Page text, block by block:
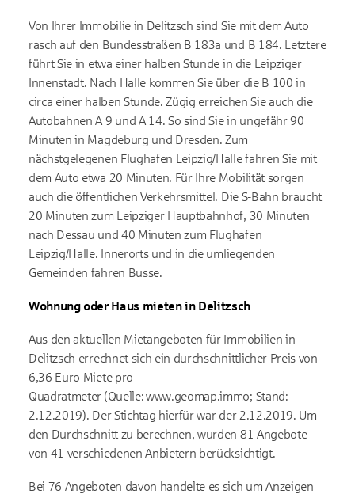
Von Ihrer Immobilie in Delitzsch sind Sie mit dem Auto
rasch auf den Bundesstraßen B 183a und B 184. Letztere
führt Sie in etwa einer halben Stunde in die Leipziger
Innenstadt. Nach Halle kommen Sie über die B 100 in
circa einer halben Stunde. Zügig erreichen Sie auch die
Autobahnen A 9 und A 14. So sind Sie in ungefähr 90
Minuten in Magdeburg und Dresden. Zum
nächstgelegenen Flughafen Leipzig/Halle fahren Sie mit
dem Auto etwa 20 Minuten. Für Ihre Mobilität sorgen
auch die öffentlichen Verkehrsmittel. Die S-Bahn braucht
20 Minuten zum Leipziger Hauptbahnhof, 30 Minuten
nach Dessau und 40 Minuten zum Flughafen
Leipzig/Halle. Innerorts und in die umliegenden
Gemeinden fahren Busse.
Wohnung oder Haus mieten in Delitzsch
Aus den aktuellen Mietangeboten für Immobilien in
Delitzsch errechnet sich ein durchschnittlicher Preis von
6,36 Euro Miete pro
Quadratmeter (Quelle: www.geomap.immo; Stand:
2.12.2019). Der Stichtag hierfür war der 2.12.2019. Um
den Durchschnitt zu berechnen, wurden 81 Angebote
von 41 verschiedenen Anbietern berücksichtigt.
Bei 76 Angeboten davon handelte es sich um Anzeigen